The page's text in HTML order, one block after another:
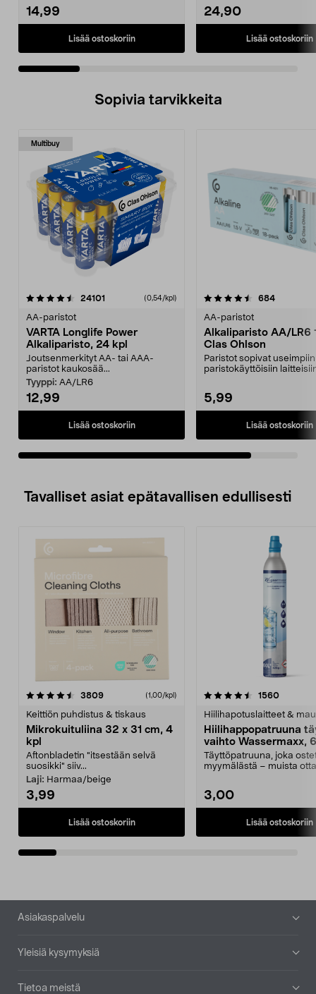
14,99
Lisää ostoskoriin
24,90
Lisää ostoskoriin
Sopivia tarvikkeita
Multibuy
24101 arvostelut(0,54/kpl)
AA-paristot
VARTA Longlife Power
Alkaliparisto, 24 kpl
Joutsenmerkityt AA- tai AAA-
paristot kaukosää...
Tyyppi: AA/LR6
12,99
Lisää ostoskoriin
4.5viidestä
684arvostelut
AA-paristot
Alkaliparisto AA/LR6
Clas Ohlson
Paristot sopivat useimpiin
paristokäyttöisiin
5,99
Lisää ostoskoriin
Tavalliset asiat epätavallisen edullisesti
3809arvostelut (1,00/kpl)
Keittiön puhdistus & tiskaus
Mikrokuituliina 32 x 31 cm, 4
kpl
Aftonbladetin "itsestään selvä
suosikki" siiv...
Laji: Harmaa/beige
3,99
Lisää ostoskoriin
4.5viidestä
1560
Hiilihapotuslaitteet &
Hiilihappopatruuna
vaihto Wassermaxx,
Täyttöpatruuna, joka
myymälästä – muista
3,00
Lisää ostoskoriin
4.5viidestä
Alatunniste
Asiakaspalvelu
Yleisiä kysymyksiä
Tietoa meistä